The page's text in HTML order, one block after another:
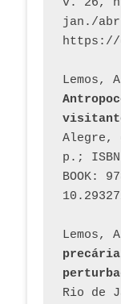
jan./
https://
Lemos,
Alegre,
p.;
BOOK:
Lemos,
Rio de